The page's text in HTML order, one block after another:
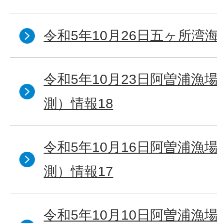
令和5年10月26日五ヶ所湾
令和5年10月23日阿曽浦漁
測）情報18
令和5年10月16日阿曽浦漁
測）情報17
令和5年10月10日阿曽浦漁